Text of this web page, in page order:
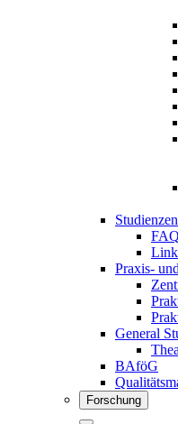
FAQ
Praxis-
General
BAföG
Forschung